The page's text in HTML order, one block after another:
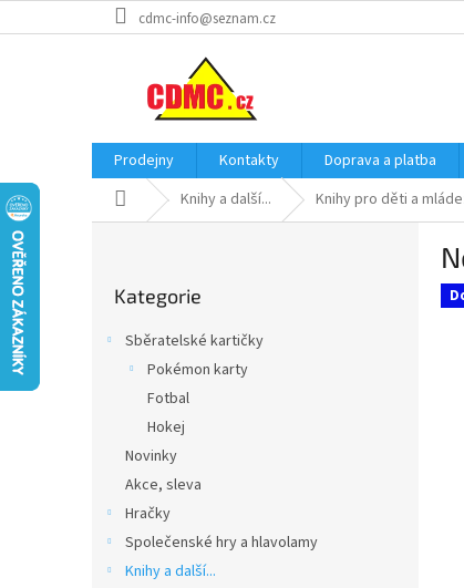
na
cdmc-info@seznam.cz
Prodejny Kontakty Doprava a platba
Domů Knihy a další... Knihy pro děti a
kategorie
Kategorie
Sběratelské kartičky
Pokémon karty
Fotbal
Hokej
Novinky
Akce, sleva
Hračky
Společenské hry a hlavolamy
Knihy a další...